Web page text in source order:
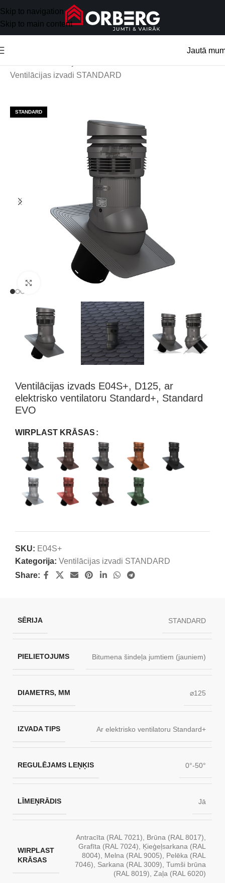
Skip to navigation
Skip to main content
Jautā
Ventilācijas izvadi STANDARD
STANDARD
Klikšķini, lai palielinātu attēlu
Ventilācijas izvads E04S+, D125, ar
elektrisko ventilatoru Standard+, Standard
EVO
WIRPLAST KRĀSAS
SKU: E04S+
Kategorija: Ventilācijas izvadi STANDARD
Share:
SĒRIJA STANDARD
PIELIETOJUMS Bitumena šindeļa jumtiem (jauniem)
DIAMETRS, MM ⌀125
IZVADA TIPS Ar elektrisko ventilatoru Standard+
REGULĒJAMS LEŅĶIS 0°-50°
LĪMEŅRĀDIS Jā
WIRPLAST
KRĀSAS
Antracīta (RAL 7021), Brūna (RAL 8017),
Grafīta (RAL 7024), Ķieģeļsarkana (RAL
8004), Melna (RAL 9005), Pelēka (RAL
7046), Sarkana (RAL 3009), Tumši brūna
(RAL 8019), Zaļa (RAL 6020)